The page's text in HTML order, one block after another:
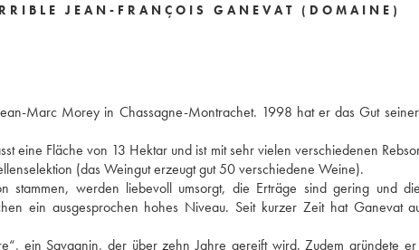
JEAN-FRANÇOIS GANEVAT (DOMAINE)
Marc Morey in Chassagne-Montrachet. 1998 hat er das Gut
eine Fläche von 13 Hektar und ist mit sehr vielen verschiedenen
(das Weingut erzeugt gut 50 verschiedene Weine).
stammen, werden liebevoll umsorgt, die Erträge sind gering und
ein ausgesprochen hohes Niveau. Seit kurzer Zeit hat Ganevat
ein Savagnin, der über zehn Jahre gereift wird. Zudem gründete er